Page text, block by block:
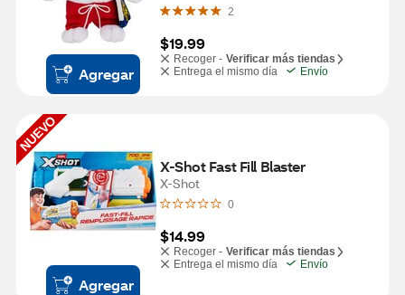
Agregar
2
$19.99
Recoger - Verificar más tiendas
Entrega el mismo día
Envío
NUEVO
Agregar
X-Shot Fast Fill Blaster
X-Shot
0
$14.99
Recoger - Verificar más tiendas
Entrega el mismo día
Envío